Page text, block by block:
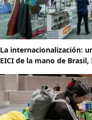
La internacionalización:
EICI de la mano de